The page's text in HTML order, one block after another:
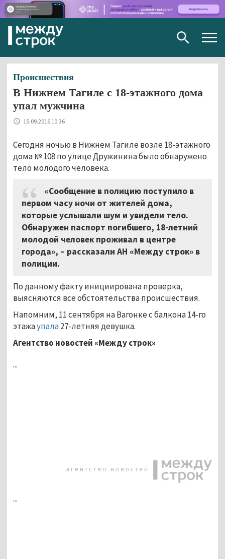
Происшествия
В Нижнем Тагиле с 18-этажного дома
упал мужчина
15.09.2016 10:36
Сегодня ночью в Нижнем Тагиле возле 18-этажного
дома № 108 по улице Дружинина было обнаружено
тело молодого человека.
«Сообщение в полицию поступило в
первом часу ночи от жителей дома,
которые услышали шум и увидели тело.
Обнаружен паспорт погибшего, 18-летний
молодой человек проживал в центре
города», – рассказали АН «Между строк» в
полиции.
По данному факту инициирована проверка,
выясняются все обстоятельства происшествия.
Напомним, 11 сентября на Вагонке с балкона 14-го
этажаупала27-летняя девушка.
Агентство новостей «Между строк»
...
...